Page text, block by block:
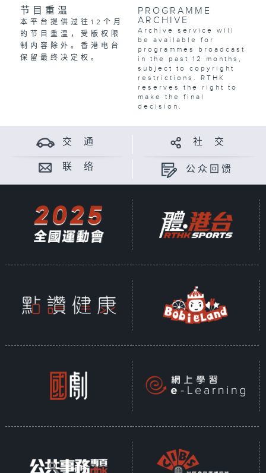
节目重温
本平台提供过往12个月
的节目重温，受版权限
制内容除外。香港电台
保留最终决定权。
PROGRAMME
ARCHIVE
Archive service will
be available for
programmes broadcast
in the past 12 months,
subject to copyright
restrictions. RTHK
reserves the right to
make the final
decision.
交 通 社 交
联 络 公众回馈